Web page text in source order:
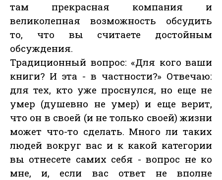
там прекрасная компания и
великолепная возможность обсудить
то, что вы считаете достойным
обсуждения.
Традиционный вопрос: «Для кого ваши
книги? И эта - в частности?» Отвечаю:
для тех, кто уже проснулся, но еще не
умер (душевно не умер) и еще верит,
что он в своей (и не только своей) жизни
может что-то сделать. Много ли таких
людей вокруг вас и к какой категории
вы отнесете самих себя - вопрос не ко
мне, и, если вас ответ не вполне